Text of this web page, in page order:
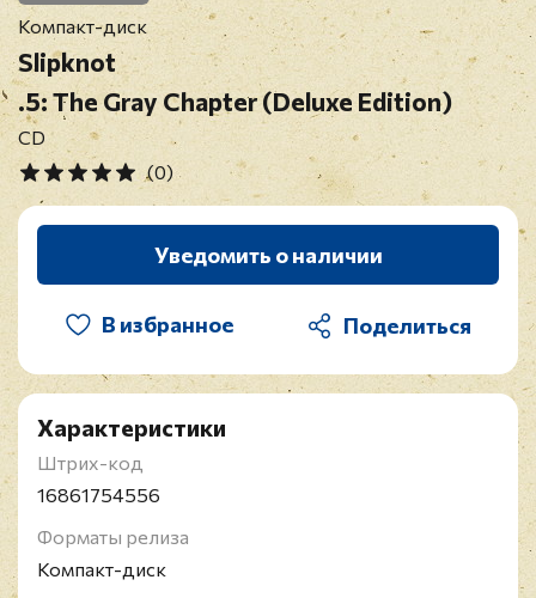
Компакт-диск
Slipknot
.5: The Gray Chapter (Deluxe Edition)
CD
(0)
Уведомить о наличии
В избранное
Характеристики
Штрих-код
16861754556
Форматы релиза
Компакт-диск